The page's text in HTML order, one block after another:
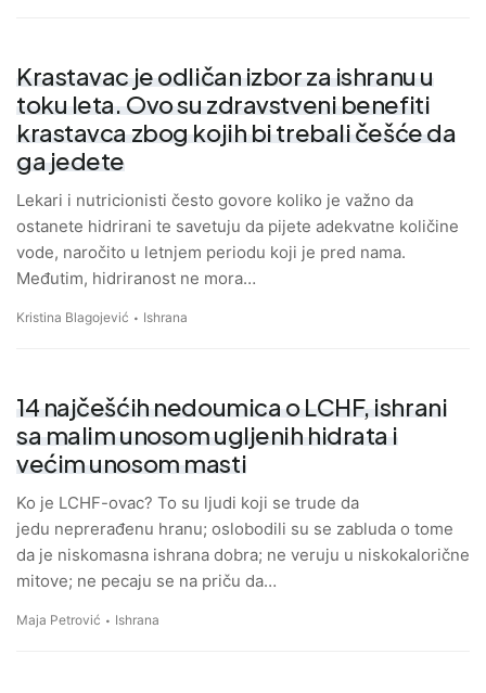
Krastavac je odličan izbor za ishranu u
toku leta. Ovo su zdravstveni benefiti
krastavca zbog kojih bi trebali češće da
ga jedete
Lekari i nutricionisti često govore koliko je važno da
ostanete hidrirani te savetuju da pijete adekvatne količine
vode, naročito u letnjem periodu koji je pred nama.
Međutim, hidriranost ne mora…
Kristina Blagojević Ishrana
14 najčešćih nedoumica o LCHF, ishrani
sa malim unosom ugljenih hidrata i
većim unosom masti
Ko je LCHF-ovac? To su ljudi koji se trude da
jedu neprerađenu hranu; oslobodili su se zabluda o tome
da je niskomasna ishrana dobra; ne veruju u niskokalorične
mitove; ne pecaju se na priču da…
Maja Petrović Ishrana